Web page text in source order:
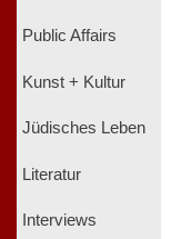
Public Affairs
Kunst + Kultur
Jüdisches Leben
Literatur
Interviews